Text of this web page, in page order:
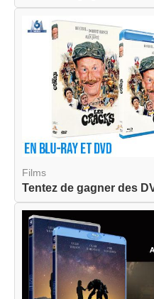
Films